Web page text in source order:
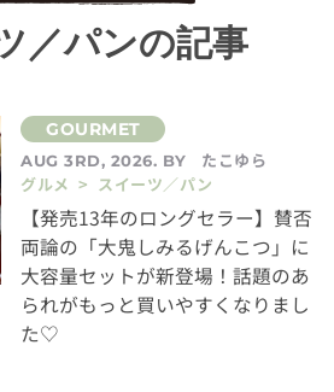
／パンの記事
AUG 3RD, 2026. BY
たこゆら
グルメ > スイーツ／パン
【発売13年のロングセラー】賛否
両論の「大鬼しみるげんこつ」に
大容量セットが新登場！話題のあ
られがもっと買いやすくなりまし
た♡